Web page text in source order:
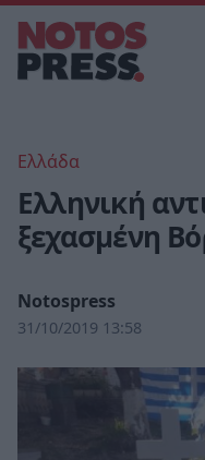
Ελλάδα
Ελληνική
ξεχασμένη
Notospress
31/10/2019 13:58